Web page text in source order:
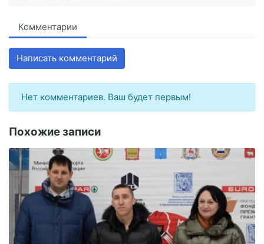
Комментарии
Написать комментарий
Нет комментариев. Ваш будет первым!
Похожие записи